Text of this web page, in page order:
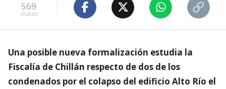
569
visitas
Una posible nueva formalización estudia la
Fiscalía de Chillán respecto de dos de los
condenados por el colapso del edificio Alto Río el